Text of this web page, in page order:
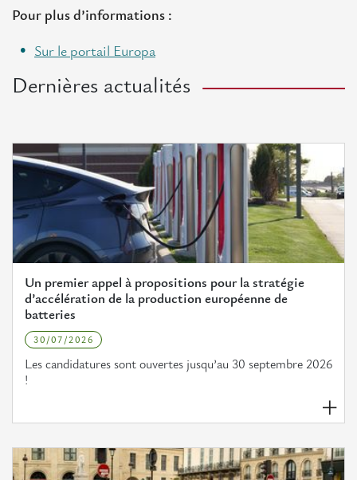
Pour plus d’informations :
Sur le portail Europa
Dernières actualités
Un premier appel à propositions pour la stratégie
d’accélération de la production européenne de
batteries
30/07/2026
Les candidatures sont ouvertes jusqu’au 30 septembre 2026
!